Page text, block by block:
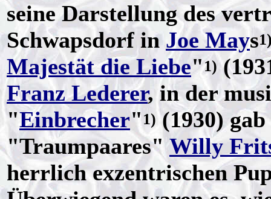
seine Darstellung des
Schwapsdorf in Joe Mays
Majestät die Liebe"1)
Franz Lederer, in der
"Einbrecher" 1) (1930)
"Traumpaares"Willy
herrlich exzentrischen